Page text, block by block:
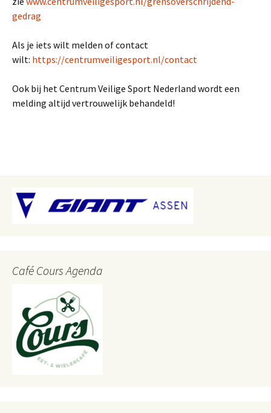
gedrag
Als je iets wilt melden of contact
wilt: https://centrumveiligesport.nl/contact
Ook bij het Centrum Veilige Sport Nederland wordt een
melding altijd vertrouwelijk behandeld!
Café Cours Agenda